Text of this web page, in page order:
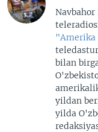
bilan
yildan
yilda